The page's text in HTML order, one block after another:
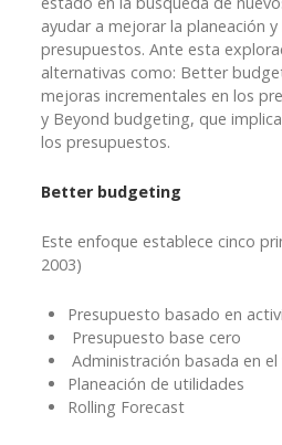
ayudar a mejorar la planeación
presupuestos. Ante esta
alternativas como: Better
mejoras incrementales en los
y Beyond budgeting, que
los presupuestos.
Better budgeting
Este enfoque establece cinco
2003)
Presupuesto basado en
Presupuesto base cero
Administración basada en el
Planeación de utilidades
Rolling Forecast